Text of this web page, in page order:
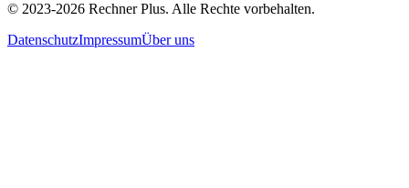
© 2023-2026 Rechner Plus. Alle Rechte vorbehalten.
DatenschutzImpressumÜber uns